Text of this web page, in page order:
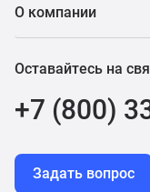
О компании
Оставайтесь на
+7 (800)
Задать вопрос